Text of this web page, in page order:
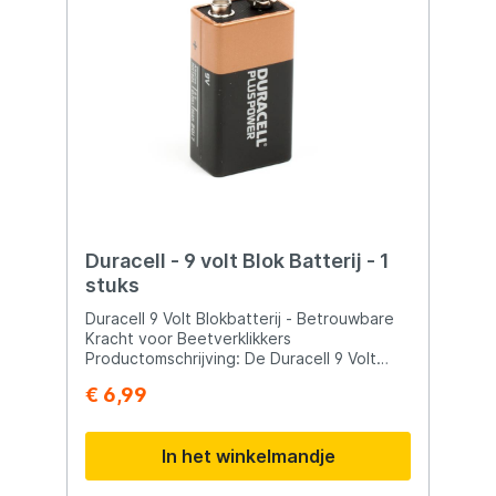
Duracell - 9 volt Blok Batterij - 1
stuks
Duracell 9 Volt Blokbatterij - Betrouwbare
Kracht voor Beetverklikkers
Productomschrijving: De Duracell 9 Volt
betrouwbare energiebron voor diverse
gebruik in veel elektronische
beetverklikkers. Duracell, een
gerenommeerd merk in de batterij-
€ 6,99
In het winkelmandje